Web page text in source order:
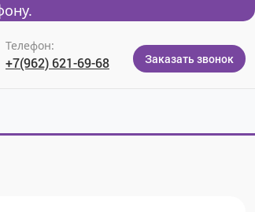
Телефон:
+7(962) 621-69-68 Заказать звонок